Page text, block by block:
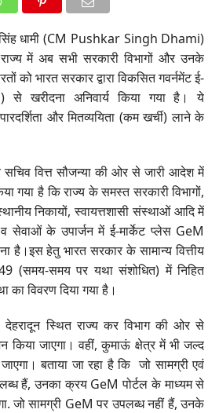
धामी (CM Pushkar Singh Dhami)
में अब सभी सरकारी विभागों और उनके
भारत सरकार द्वारा विकसित गवर्नमेंट ई-
से खरीदना अनिवार्य किया गया है। ये
और मितव्ययिता (कम खर्ची) लाने के
सचिव वित्त सौजन्या की ओर से जारी आदेश में
गया है कि राज्य के समस्त सरकारी विभागों,
निकायों, स्वायत्तशासी संस्थाओं आदि में
सेवाओं के उपार्जन में ई-मार्केट प्लेस GeM
है।इस हेतु भारत सरकार के सामान्य वित्तीय
(समय-समय पर यथा संशोधित) में निहित
का विवरण दिया गया है।
स्थित राज्य कर विभाग की ओर से
किया जाएगा। वहीं, कुमाऊं क्षेत्र में भी जल्द
जाएगा। बताया जा रहा है कि जो सामग्री एवं
हैं, उनका क्रय GeM पोर्टल के माध्यम से
जो सामग्री GeM पर उपलब्ध नहीं हैं, उनके